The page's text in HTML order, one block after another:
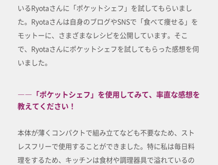
いるRyotaさんに「ポケットシェフ」を試してもらいまし
た。Ryotaさんは自身のブログやSNSで「食べて痩せる」を
モットーに、さまざまなレシピを公開しています。そこ
で、Ryotaさんにポケットシェフを試してもらった感想を伺
いました。
――「ポケットシェフ」を使用してみて、率直な感想を
教えてください！
本体が薄くコンパクトで組み立てなども不要なため、スト
レスフリーで使用することができました。特に私は毎日料
理をするため、キッチンは食材や調理器具で溢れているの